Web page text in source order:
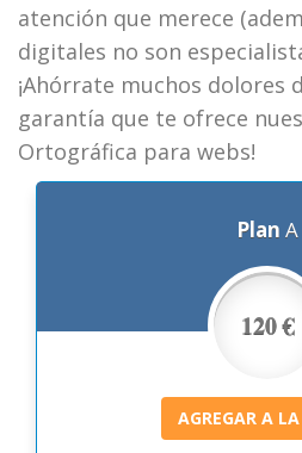
atención que merece
digitales no son
¡Ahórrate muchos dolores
garantía que te ofrece
Ortográfica para webs!
Plan A
120 €